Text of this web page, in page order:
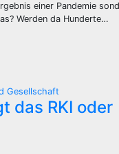
einer Pandemie
Werden da Hunderte…
Gesellschaft
das RKI oder